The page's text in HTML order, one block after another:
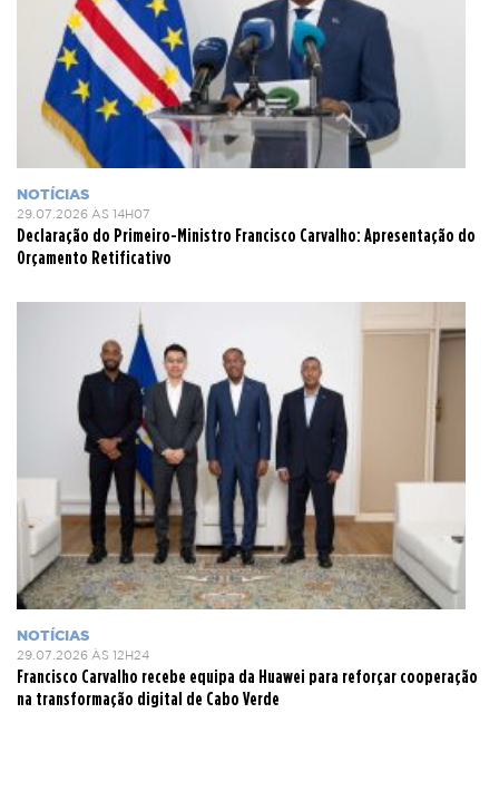
NOTÍCIAS
29.07.2026 ÀS 14H07
Declaração do Primeiro-Ministro Francisco Carvalho: Apresentação do
Orçamento Retificativo
NOTÍCIAS
29.07.2026 ÀS 12H24
Francisco Carvalho recebe equipa da Huawei para reforçar cooperação
na transformação digital de Cabo Verde